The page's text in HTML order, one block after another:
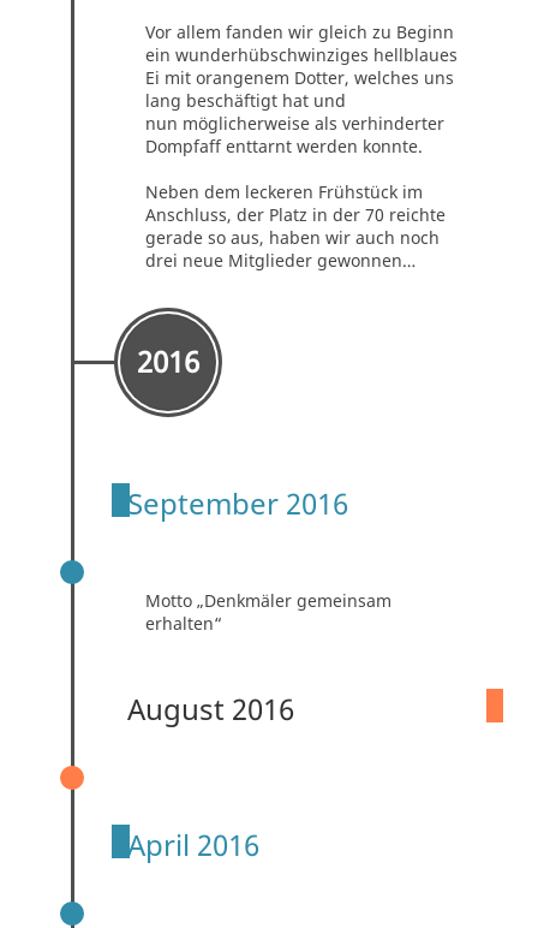
Vor allem fanden wir gleich zu Beginn
ein wunderhübschwinziges hellblaues
Ei mit orangenem Dotter, welches uns
lang beschäftigt hat und
nun möglicherweise als verhinderter
Dompfaff enttarnt werden konnte.
Neben dem leckeren Frühstück im
Anschluss, der Platz in der 70 reichte
gerade so aus, haben wir auch noch
drei neue Mitglieder gewonnen…
2016
September 2016
Motto „Denkmäler gemeinsam
erhalten“
August 2016
April 2016